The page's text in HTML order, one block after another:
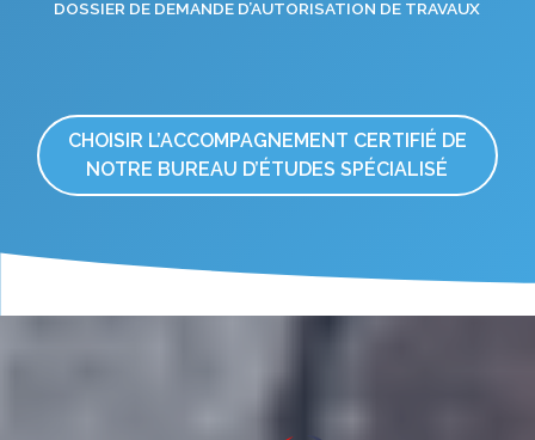
DOSSIER DE DEMANDE D’AUTORISATION DE TRAVAUX
CHOISIR L’ACCOMPAGNEMENT CERTIFIÉ DE
NOTRE BUREAU D’ÉTUDES SPÉCIALISÉ